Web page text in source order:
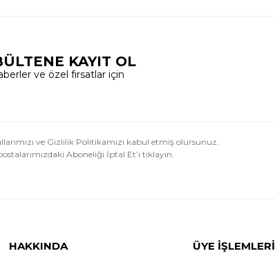
KAYIT OL
ve özel fırsatlar için
ve Gizlilik Politikamızı kabul etmiş olursunuz.
Aboneliği İptal Et’i tıklayın.
HAKKINDA ÜYE İŞLEMLERİ